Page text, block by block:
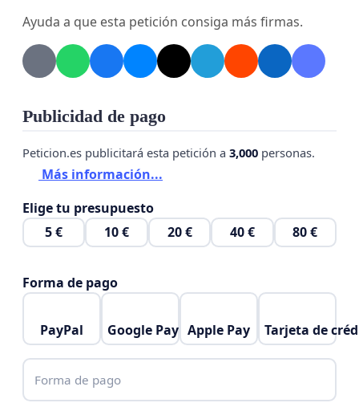
estado del mismo (Anexo I) y la relación de firmas
que acompaña esta solicitud.
Ayuda a que esta petición consiga más firmas.
Publicidad de pago
Peticion.es publicitará esta petición a 3,000 personas.
Más información...
Elige tu presupuesto
5 €
10 € 20 € 40 € 80 €
Forma de pago
PayPal Google Pay Apple Pay Tarjeta de
Forma de pago